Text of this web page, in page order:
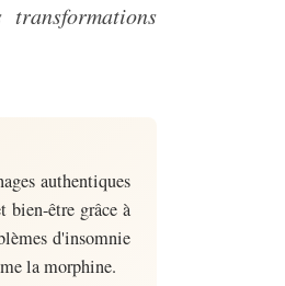
authentiques
bien-être grâce à
d'insomnie
la morphine.